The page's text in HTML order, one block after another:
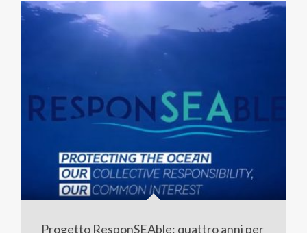
Progetto ResponSEAble: quattro anni per